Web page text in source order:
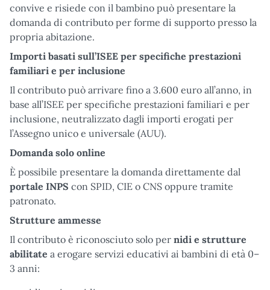
convive e risiede con il bambino può presentare la
domanda di contributo per forme di supporto presso la
propria abitazione.
Importi basati sull’ISEE per specifiche prestazioni
familiari e per inclusione
Il contributo può arrivare fino a 3.600 euro all’anno, in
base all’ISEE per specifiche prestazioni familiari e per
inclusione, neutralizzato dagli importi erogati per
l’Assegno unico e universale (AUU).
Domanda solo online
È possibile presentare la domanda direttamente dal
portale INPS con SPID, CIE o CNS oppure tramite
patronato.
Strutture ammesse
Il contributo è riconosciuto solo per nidi e strutture
abilitate a erogare servizi educativi ai bambini di età 0–
3 anni: